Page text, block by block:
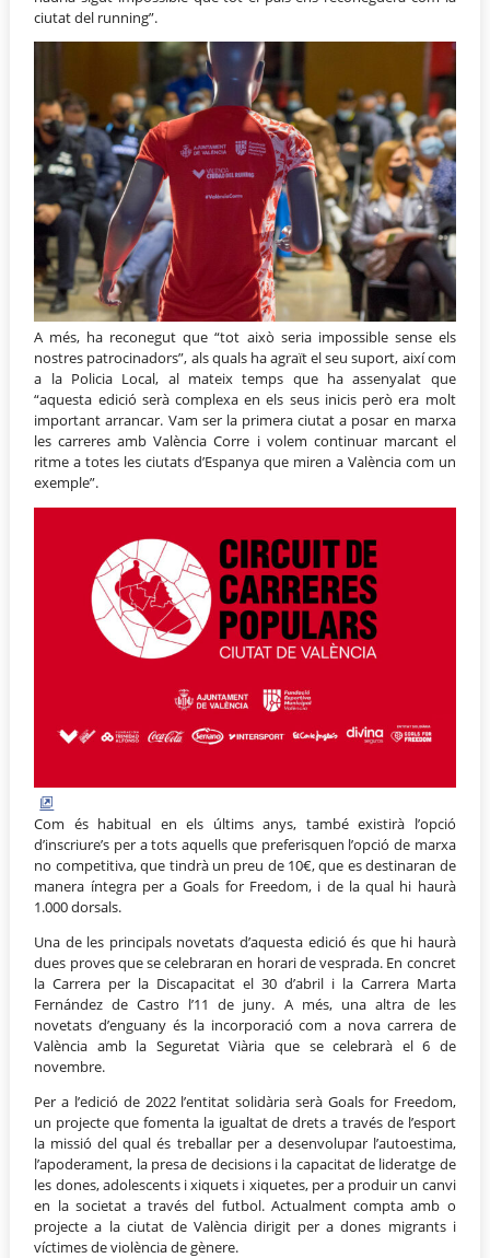
ciutat del running”.
A més, ha reconegut que “tot això seria impossible sense els
nostres patrocinadors”, als quals ha agraït el seu suport, així com
a la Policia Local, al mateix temps que ha assenyalat que
“aquesta edició serà complexa en els seus inicis però era molt
important arrancar. Vam ser la primera ciutat a posar en marxa
les carreres amb València Corre i volem continuar marcant el
ritme a totes les ciutats d’Espanya que miren a València com un
exemple”.
Com és habitual en els últims anys, també existirà l’opció
d’inscriure’s per a tots aquells que preferisquen l’opció de marxa
no competitiva, que tindrà un preu de 10€, que es destinaran de
manera íntegra per a Goals for Freedom, i de la qual hi haurà
1.000 dorsals.
Una de les principals novetats d’aquesta edició és que hi haurà
dues proves que se celebraran en horari de vesprada. En concret
la Carrera per la Discapacitat el 30 d’abril i la Carrera Marta
Fernández de Castro l’11 de juny. A més, una altra de les
novetats d’enguany és la incorporació com a nova carrera de
València amb la Seguretat Viària que se celebrarà el 6 de
novembre.
Per a l’edició de 2022 l’entitat solidària serà Goals for Freedom,
un projecte que fomenta la igualtat de drets a través de l’esport
la missió del qual és treballar per a desenvolupar l’autoestima,
l’apoderament, la presa de decisions i la capacitat de lideratge de
les dones, adolescents i xiquets i xiquetes, per a produir un canvi
en la societat a través del futbol. Actualment compta amb o
projecte a la ciutat de València dirigit per a dones migrants i
víctimes de violència de gènere.